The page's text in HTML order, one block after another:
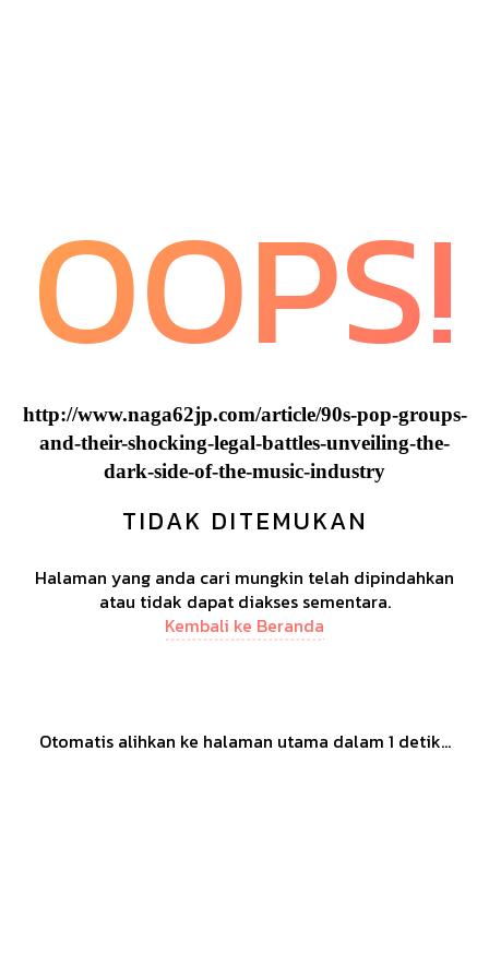
OOPS!
http://www.naga62jp.com/article/90s-pop-groups-
and-their-shocking-legal-battles-unveiling-the-
dark-side-of-the-music-industry
TIDAK DITEMUKAN
Halaman yang anda cari mungkin telah dipindahkan
atau tidak dapat diakses sementara.
Kembali ke Beranda
Otomatis alihkan ke halaman utama dalam 1 detik...